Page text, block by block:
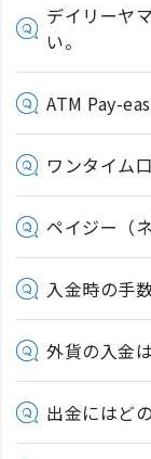
デイリーヤ
い。
ATM Pay-
ワンタイム
ペイジー（
入金時の手
外貨の入金
出金にはど